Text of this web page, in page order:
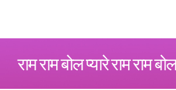
राम राम बोल प्यारे राम राम